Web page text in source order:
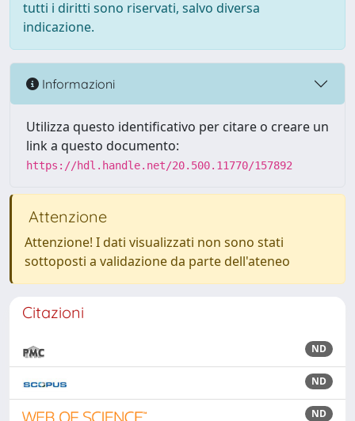
tutti i diritti sono riservati, salvo diversa
indicazione.
Informazioni
Utilizza questo identificativo per citare o creare un
link a questo documento:
https://hdl.handle.net/20.500.11770/157892
Attenzione
Attenzione! I dati visualizzati non sono stati
sottoposti a validazione da parte dell'ateneo
Citazioni
ND
ND
ND